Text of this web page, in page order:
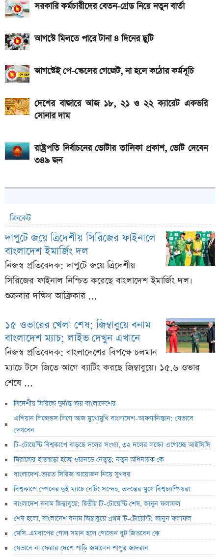
সরকারি কর্মচারীদের বেতন-গ্রেড নিয়ে নতুন বার্তা
আগস্টে মিলতে পারে টানা ৪ দিনের ছুটি
আগস্টেই পে-স্কেলের গেজেট, না হলে কঠোর কর্মসূচি
দেশের বাজারে আজ ১৮, ২১ ও ২২ ক্যারেট একভরি
সোনার দাম
রাষ্ট্রপতি নির্বাচনের ভোটার তালিকা প্রকাশ, ভোট দেবেন
৩৪৯ জন
ক্রিকেট
দাপুটে জয়ে ত্রিদেশীয় সিরিজের ফাইনালে
বাংলাদেশ ইমার্জিং দল
নিজস্ব প্রতিবেদক: দাপুটে জয়ে ত্রিদেশীয়
সিরিজের ফাইনাল নিশ্চিত করেছে বাংলাদেশ ইমার্জিং দল।
শুক্রবার দক্ষিণ আফ্রিকার ...
১৫ ওভারের খেলা শেষ; জিম্বাবুয়ে বনাম
বাংলাদেশ ম্যাচ; লাইভ দেখুন এখানে
নিজস্ব প্রতিবেদক: বাংলাদেশের বিপক্ষে চলমান
ম্যাচে টসে জিতে আগে ব্যাটিং করছে জিম্বাবুয়ে। ১৫.৬ ওভার
শেষে ...
ত্রিদেশীয় সিরিজে দুর্দান্ত জয় বাংলাদেশের
এশিয়ান লিজেন্ডস লিগে আজ মুখোমুখি বাংলাদেশ-আফগানিস্তান: যেভাবে
দেখবেন
টি-টোয়েন্টি বিশ্বকাপে বাড়ছে দলের সংখ্যা, ৩২ দলের লক্ষ্যে এগোচ্ছে আইসিসি
মিরাজের হাতছাড়া হচ্ছে ওয়ানডে নেতৃত্ব; নতুন অধিনায়ক কে
বাংলাদেশ-ভারত সিরিজ আয়োজন নিয়ে সুখবর
বিশ্বকাপে স্পেনের দুই ম্যাচে বেটিং সন্দেহ, তদন্তের মুখে বিশ্বচ্যাম্পিয়রা
বাংলাদেশ বনাম জিম্বাবুয়ে; দ্বিতীয় টি-টোয়েন্টি শেষ, জানুন ফলাফল
শেষ হলো, বাংলাদেশ বনাম জিম্বাবুয়ে প্রথম টি-টোয়েন্টি; জানুন ফলাফল
মেসি-এমবাপের গোল সমান হলে গোল্ডেন বুট জিতবেন কে
যেভাবে না ফেরার দেশে পাড়ি জমালেন শাপুর জাদরান